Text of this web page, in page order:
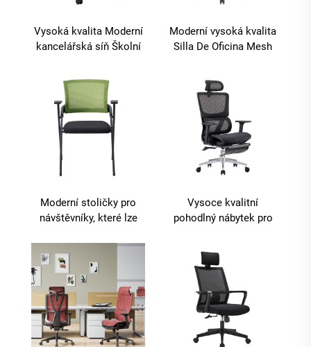
Vysoká kvalita Moderní
kancelářská síň Školní
konferenční místnost
Výcvikové židle s
tabletovou deskou
Moderní vysoká kvalita
Silla De Oficina Mesh
Křeslo Pro Vedoucí
Swivel Manažerské
Kancelářské Mesh
Kancelářské Křesla
Moderní stoličky pro
návštěvníky, které lze
zaměstnance,
konferenční místnosti,
hosty
Vysoce kvalitní
pohodlný nábytek pro
designér Otočné křeslo
Ergonomické látkové
kancelářské křeslo s
opěrkou nohou